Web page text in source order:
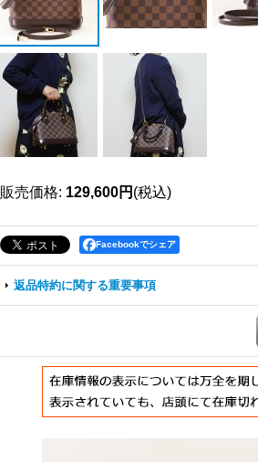
販売価格: 129,600円 (税込)
Facebookでシェア
返品特約に関する重要事項